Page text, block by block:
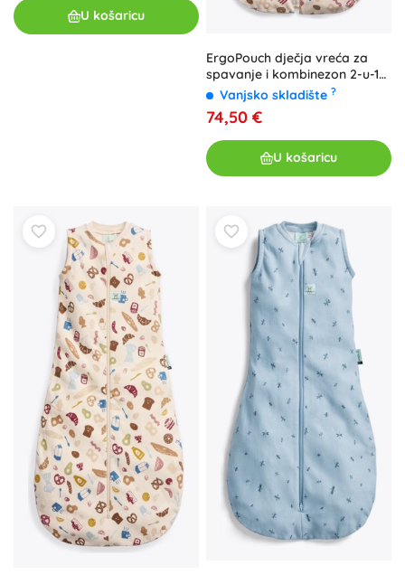
U košaricu
ErgoPouch dječja vreća za
spavanje i kombinezon 2-u-1
od organskog pamuka Bon
Appetit, 0,2 TOG (8–24
mjeseci, 8–14 kg)
Vanjsko skladište ?
74,50 €
U košaricu